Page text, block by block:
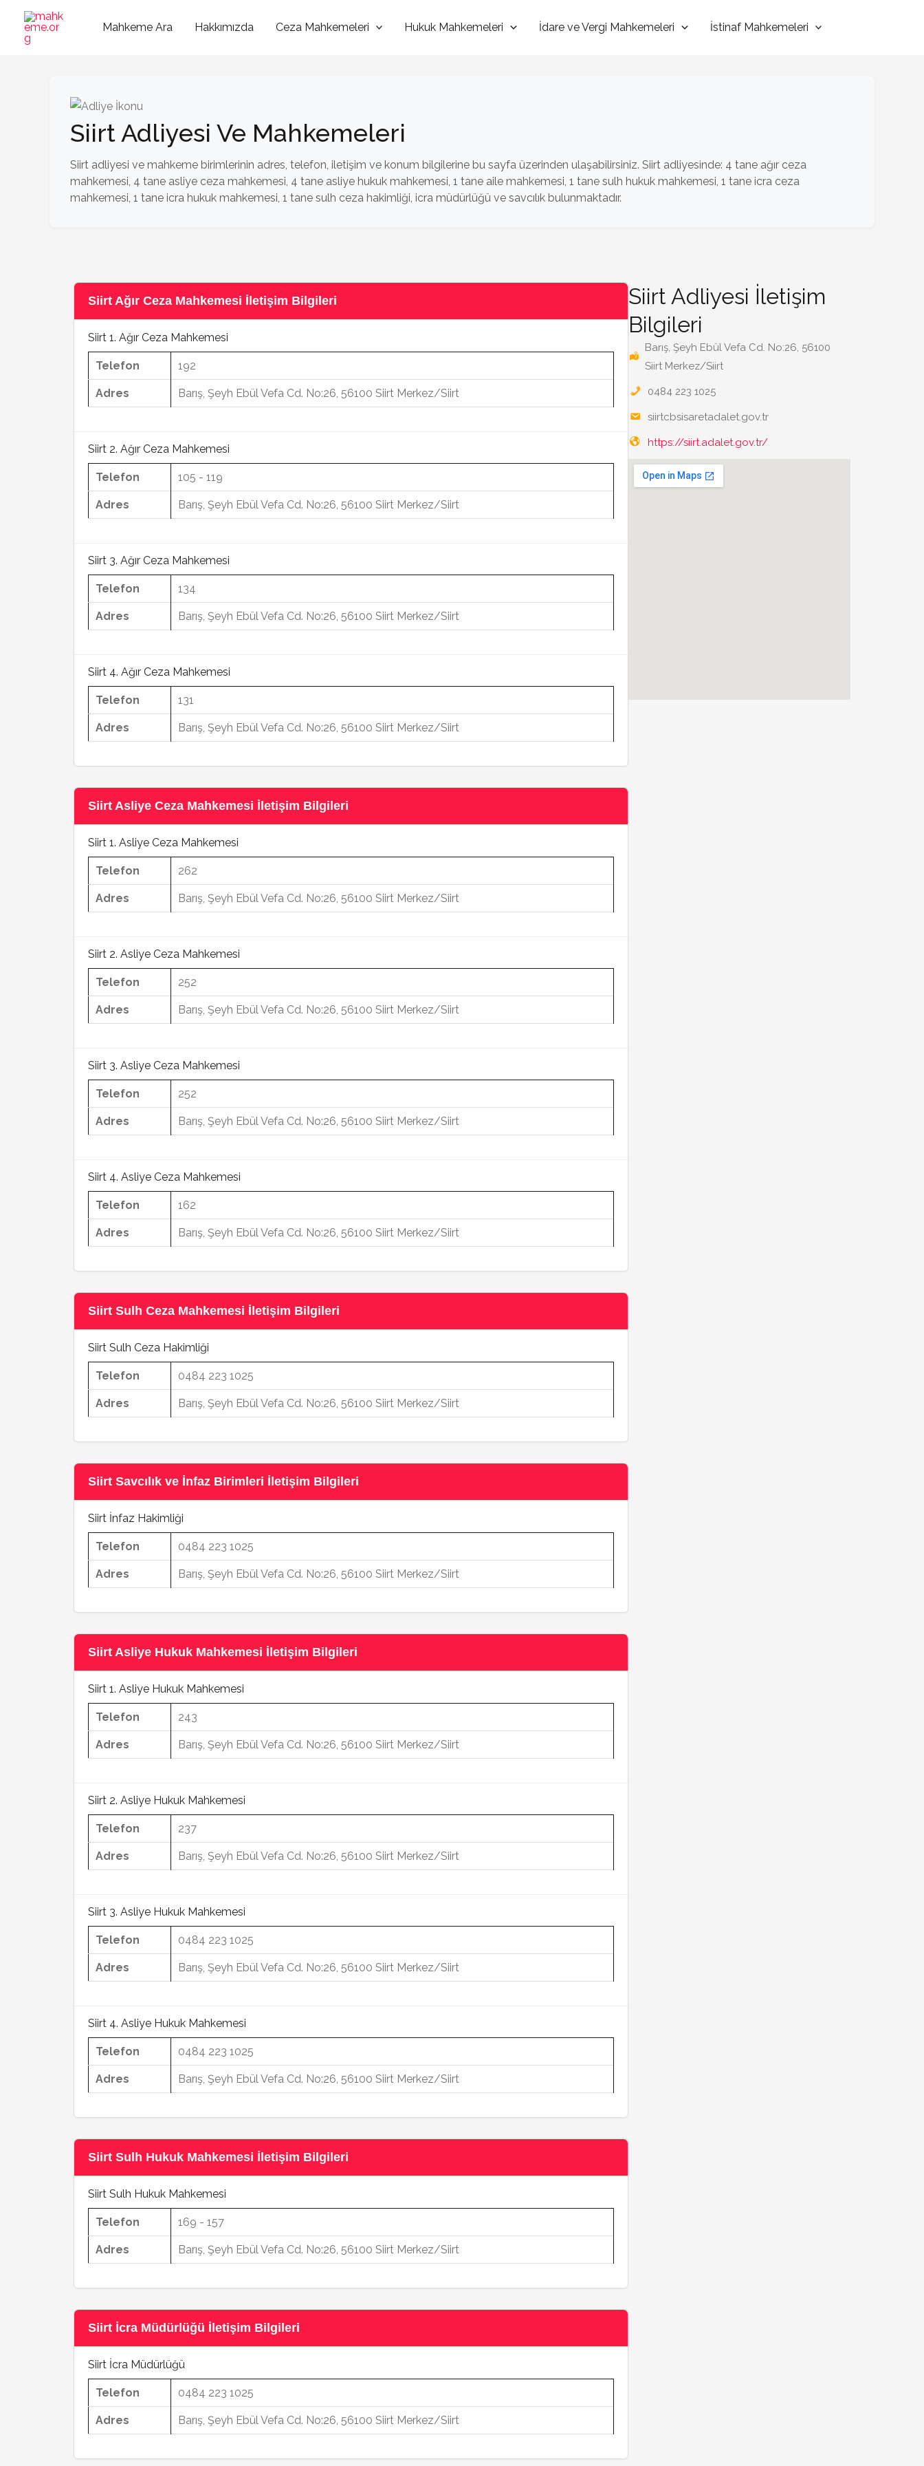
İçeriğe
Mahkeme Ara Hakkımızda Ceza Mahkemeleri Hukuk Mahkemeleri İdare ve Vergi Mahkemeleri İstinaf Mahkemeleri
Siirt Adliyesi Ve Mahkemeleri
Siirt adliyesi ve mahkeme birimlerinin adres, telefon, iletişim ve konum bilgilerine bu sayfa üzerinden ulaşabilirsiniz. Siirt adliyesinde: 4 tane ağır ceza
mahkemesi, 4 tane asliye ceza mahkemesi, 4 tane asliye hukuk mahkemesi, 1 tane aile mahkemesi, 1 tane sulh hukuk mahkemesi, 1 tane icra ceza
mahkemesi, 1 tane icra hukuk mahkemesi, 1 tane sulh ceza hakimliği, icra müdürlüğü ve savcılık bulunmaktadır.
Siirt Ağır Ceza Mahkemesi İletişim Bilgileri
Siirt 1. Ağır Ceza Mahkemesi
Telefon 192
Adres Barış, Şeyh Ebül Vefa Cd. No:26, 56100 Siirt Merkez/Siirt
Siirt 2. Ağır Ceza Mahkemesi
Telefon 105 - 119
Adres Barış, Şeyh Ebül Vefa Cd. No:26, 56100 Siirt Merkez/Siirt
Siirt 3. Ağır Ceza Mahkemesi
Telefon 134
Adres Barış, Şeyh Ebül Vefa Cd. No:26, 56100 Siirt Merkez/Siirt
Siirt 4. Ağır Ceza Mahkemesi
Telefon 131
Adres Barış, Şeyh Ebül Vefa Cd. No:26, 56100 Siirt Merkez/Siirt
Siirt Asliye Ceza Mahkemesi İletişim Bilgileri
Siirt 1. Asliye Ceza Mahkemesi
Telefon 262
Adres Barış, Şeyh Ebül Vefa Cd. No:26, 56100 Siirt Merkez/Siirt
Siirt 2. Asliye Ceza Mahkemesi
Telefon 252
Adres Barış, Şeyh Ebül Vefa Cd. No:26, 56100 Siirt Merkez/Siirt
Siirt 3. Asliye Ceza Mahkemesi
Telefon 252
Adres Barış, Şeyh Ebül Vefa Cd. No:26, 56100 Siirt Merkez/Siirt
Siirt 4. Asliye Ceza Mahkemesi
Telefon 162
Adres Barış, Şeyh Ebül Vefa Cd. No:26, 56100 Siirt Merkez/Siirt
Siirt Sulh Ceza Mahkemesi İletişim Bilgileri
Siirt Sulh Ceza Hakimliği
Telefon 0484 223 1025
Adres Barış, Şeyh Ebül Vefa Cd. No:26, 56100 Siirt Merkez/Siirt
Siirt Savcılık ve İnfaz Birimleri İletişim Bilgileri
Siirt İnfaz Hakimliği
Telefon 0484 223 1025
Adres Barış, Şeyh Ebül Vefa Cd. No:26, 56100 Siirt Merkez/Siirt
Siirt Asliye Hukuk Mahkemesi İletişim Bilgileri
Siirt 1. Asliye Hukuk Mahkemesi
Telefon 243
Adres Barış, Şeyh Ebül Vefa Cd. No:26, 56100 Siirt Merkez/Siirt
Siirt 2. Asliye Hukuk Mahkemesi
Telefon 237
Adres Barış, Şeyh Ebül Vefa Cd. No:26, 56100 Siirt Merkez/Siirt
Siirt 3. Asliye Hukuk Mahkemesi
Telefon 0484 223 1025
Adres Barış, Şeyh Ebül Vefa Cd. No:26, 56100 Siirt Merkez/Siirt
Siirt 4. Asliye Hukuk Mahkemesi
Telefon 0484 223 1025
Adres Barış, Şeyh Ebül Vefa Cd. No:26, 56100 Siirt Merkez/Siirt
Siirt Sulh Hukuk Mahkemesi İletişim Bilgileri
Siirt Sulh Hukuk Mahkemesi
Telefon 169 - 157
Adres Barış, Şeyh Ebül Vefa Cd. No:26, 56100 Siirt Merkez/Siirt
Siirt İcra Müdürlüğü İletişim Bilgileri
Siirt İcra Müdürlüğü
Telefon 0484 223 1025
Adres Barış, Şeyh Ebül Vefa Cd. No:26, 56100 Siirt Merkez/Siirt
Siirt Adliyesi İletişim
Bilgileri
Barış, Şeyh Ebül Vefa Cd. No:26, 56100
Siirt Merkez/Siirt
0484 223 1025
siirtcbsisaretadalet.gov.tr
https://siirt.adalet.gov.tr/